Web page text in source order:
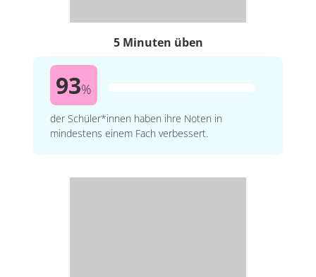
5 Minuten üben
93%
der Schüler*innen haben ihre Noten in
mindestens einem Fach verbessert.